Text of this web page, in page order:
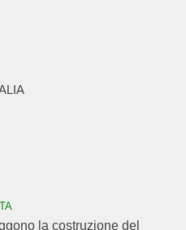
la costruzione del